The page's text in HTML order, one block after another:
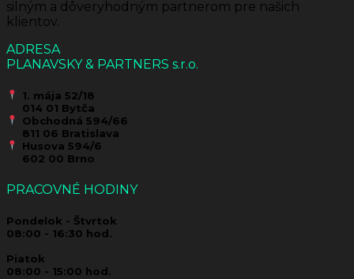
silným a dôveryhodným partnerom pre našich
klientov.
ADRESA
PLANAVSKY & PARTNERS s.r.o.
1. mája 52/18
014 01 Bytča
Obchodná 594/66
811 06 Bratislava
Husova 594/6
602 00 Brno
PRACOVNÉ HODINY
Pondelok - Štvrtok
08:00 - 16:30 hod.
Piatok
08:00 - 15:00 hod.